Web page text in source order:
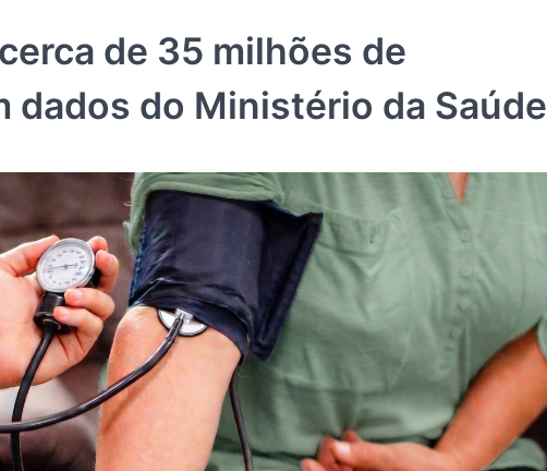
de 35 milhões de
dados do Ministério da Saúde